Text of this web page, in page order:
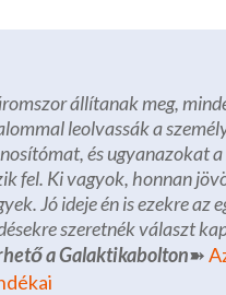
állítanak meg,
leolvassák a
és ugyanazokat
fel. Ki vagyok, honnan
Jó ideje én is ezekre az
szeretnék választ
a Galaktikabolton➽